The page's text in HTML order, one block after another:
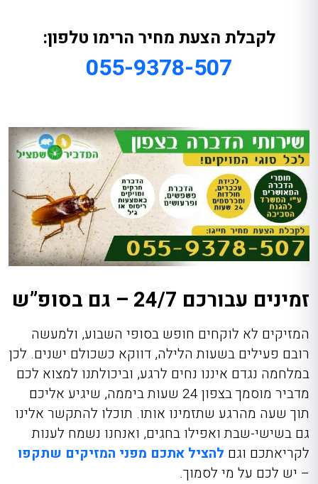
לקבלת הצעת מחיר הרימו טלפון:
055-9378-507
זמינים עבורכם 24/7 – גם בסופ”ש
המזיקים לא לוקחים חופש בסופי השבוע, ולמעשה
רובם פעילים בשעות הלילה, דווקא כשכולם ישנים. לכן
במלחמה נגדם איננו נחים לרגע, וביכולתנו למצוא לכם
מדביר מוסמך בצפון 24 שעות ביממה, שיגיע אליכם
תוך שעה מהרגע שתזמינו אותו. תוכלו להתקשר אלינו
גם בשישי-שבת ואפילו בחגים, ואנחנו נשמח לענות
לקריאתכם וגם להציל אתכם מפני המזיקים שתקפו
– יש לכם על מי לסמוך.